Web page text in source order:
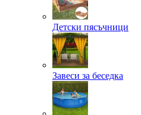
Детски пясъчници
Завеси за беседка